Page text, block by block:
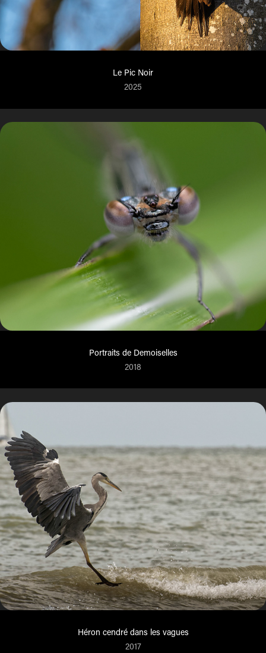
Le Pic Noir
2025
Portraits de Demoiselles
2018
Héron cendré dans les vagues
2017